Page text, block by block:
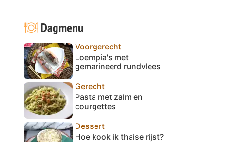
Dagmenu
Voorgerecht
Loempia's met
gemarineerd rundvlees
Gerecht
Pasta met zalm en
courgettes
Dessert
Hoe kook ik thaise rijst?